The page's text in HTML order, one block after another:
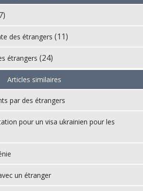
des étrangers (11)
étrangers (24)
Articles similaires
par des étrangers
pour un visa ukrainien pour les
un étranger